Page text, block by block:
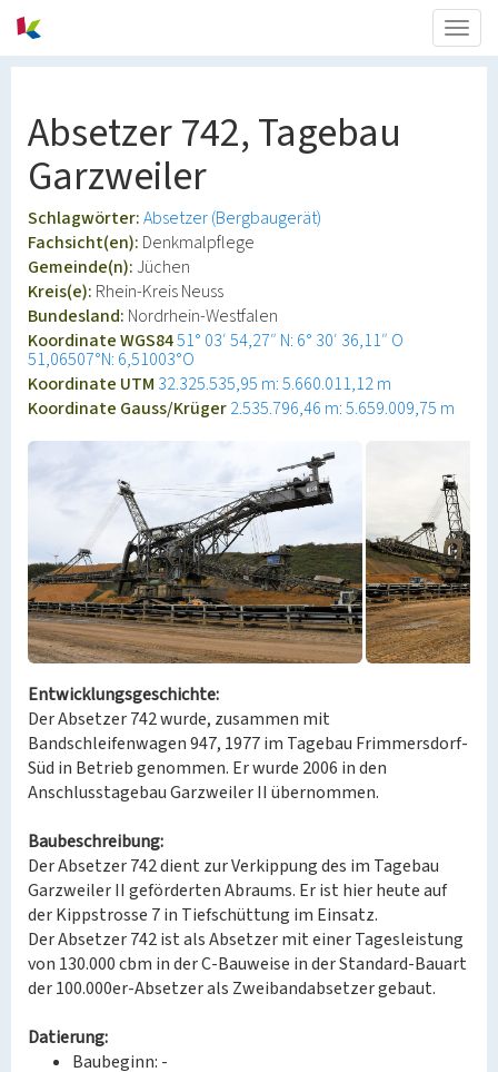
Absetzer 742, Tagebau
Garzweiler
Schlagwörter:Absetzer (Bergbaugerät)
Fachsicht(en): Denkmalpflege
Gemeinde(n):Jüchen
Kreis(e): Rhein-Kreis Neuss
Bundesland: Nordrhein-Westfalen
Koordinate WGS8451° 03′ 54,27″ N: 6° 30′ 36,11″ O
51,06507°N: 6,51003°O
Koordinate UTM 32.325.535,95 m: 5.660.011,12 m
Koordinate Gauss/Krüger2.535.796,46 m: 5.659.009,75 m
Entwicklungsgeschichte:
Der Absetzer 742 wurde, zusammen mit
Bandschleifenwagen 947, 1977 im Tagebau Frimmersdorf-
Süd in Betrieb genommen. Er wurde 2006 in den
Anschlusstagebau Garzweiler II übernommen.
Baubeschreibung:
Der Absetzer 742 dient zur Verkippung des im Tagebau
Garzweiler II geförderten Abraums. Er ist hier heute auf
der Kippstrosse 7 in Tiefschüttung im Einsatz.
Der Absetzer 742 ist als Absetzer mit einer Tagesleistung
von 130.000 cbm in der C-Bauweise in der Standard-Bauart
der 100.000er-Absetzer als Zweibandabsetzer gebaut.
Datierung:
Baubeginn: -